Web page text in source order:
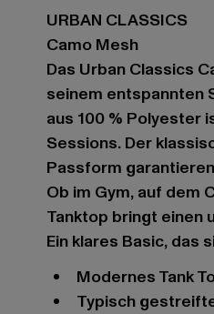
URBAN CLASSICS
Camo Mesh
Das Urban Classics
seinem entspannten
aus 100 % Polyester
Sessions. Der
Passform
Ob im Gym, auf dem
Tanktop bringt einen
Ein klares Basic, das
modernes Tank
typisch